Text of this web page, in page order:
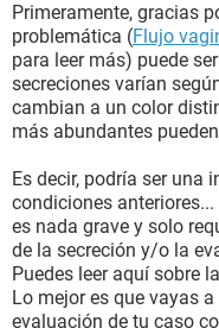
Primeramente, gracias
problemática (Flujo
para leer más) puede
secreciones varían
cambian a un color
más abundantes
Es decir, podría ser una
condiciones
es nada grave y solo
de la secreción y/o la
Puedes leer aquí sobre
Lo mejor es que vayas
evaluación de tu caso